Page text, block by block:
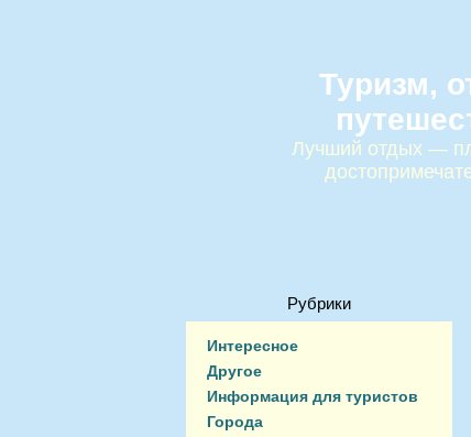
Туризм,
Лучший отдых —
Рубрики
Интересное
Другое
Информация для туристов
Города